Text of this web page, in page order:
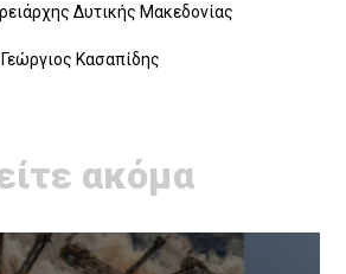
Δυτικής Μακεδονίας
Γεώργιος Κασαπίδης
ακόμα